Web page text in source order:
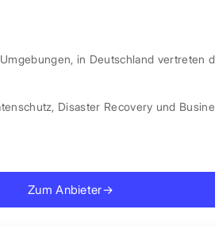
in Deutschland vertreten
, Disaster Recovery und
Zum Anbieter→